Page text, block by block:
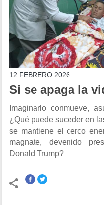
12 FEBRERO 2026
Si se apaga la
Imaginarlo conmueve,
¿Qué puede suceder en
se mantiene el cerco
magnate, devenido
Donald Trump?